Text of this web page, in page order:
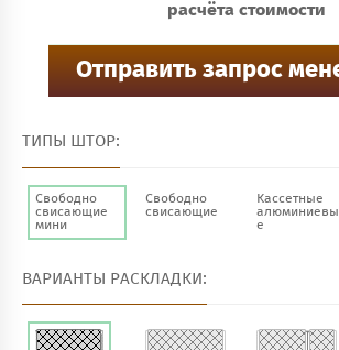
расчёта стоимости
ТИПЫ ШТОР:
Свободно
свисающие
мини
Свободно
свисающие
Кассетные
алюминиевы
е
ВАРИАНТЫ РАСКЛАДКИ: